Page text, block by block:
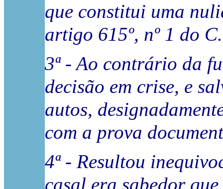
que constitui uma
artigo 615º, nº 1 do
3ª - Ao contrário da
decisão em crise, e
autos,
com a prova
4ª - Resultou
casal era sabedor